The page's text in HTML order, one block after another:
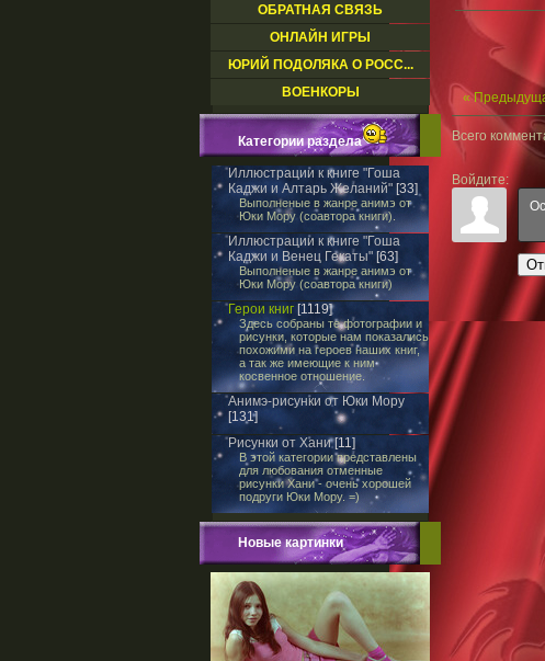
ОБРАТНАЯ СВЯЗЬ
ОНЛАЙН ИГРЫ
ЮРИЙ ПОДОЛЯКА О РОСС...
ВОЕНКОРЫ
Категории раздела
Иллюстрации к книге "Гоша
Каджи и Алтарь Желаний" [33]
Выполненые в жанре анимэ от
Юки Мору (соавтора книги).
Иллюстрации к книге "Гоша
Каджи и Венец Гекаты" [63]
Выполненые в жанре анимэ от
Юки Мору (соавтора книги)
Герои книг [1119]
Здесь собраны те фотографии и
рисунки, которые нам показались
похожими на героев наших книг,
а так же имеющие к ним
косвенное отношение.
Анимэ-рисунки от Юки Мору
[131]
Рисунки от Хани [11]
В этой категории представлены
для любования отменные
рисунки Хани - очень хорошей
подруги Юки Мору. =)
Новые картинки
«
Всего
Войдите: